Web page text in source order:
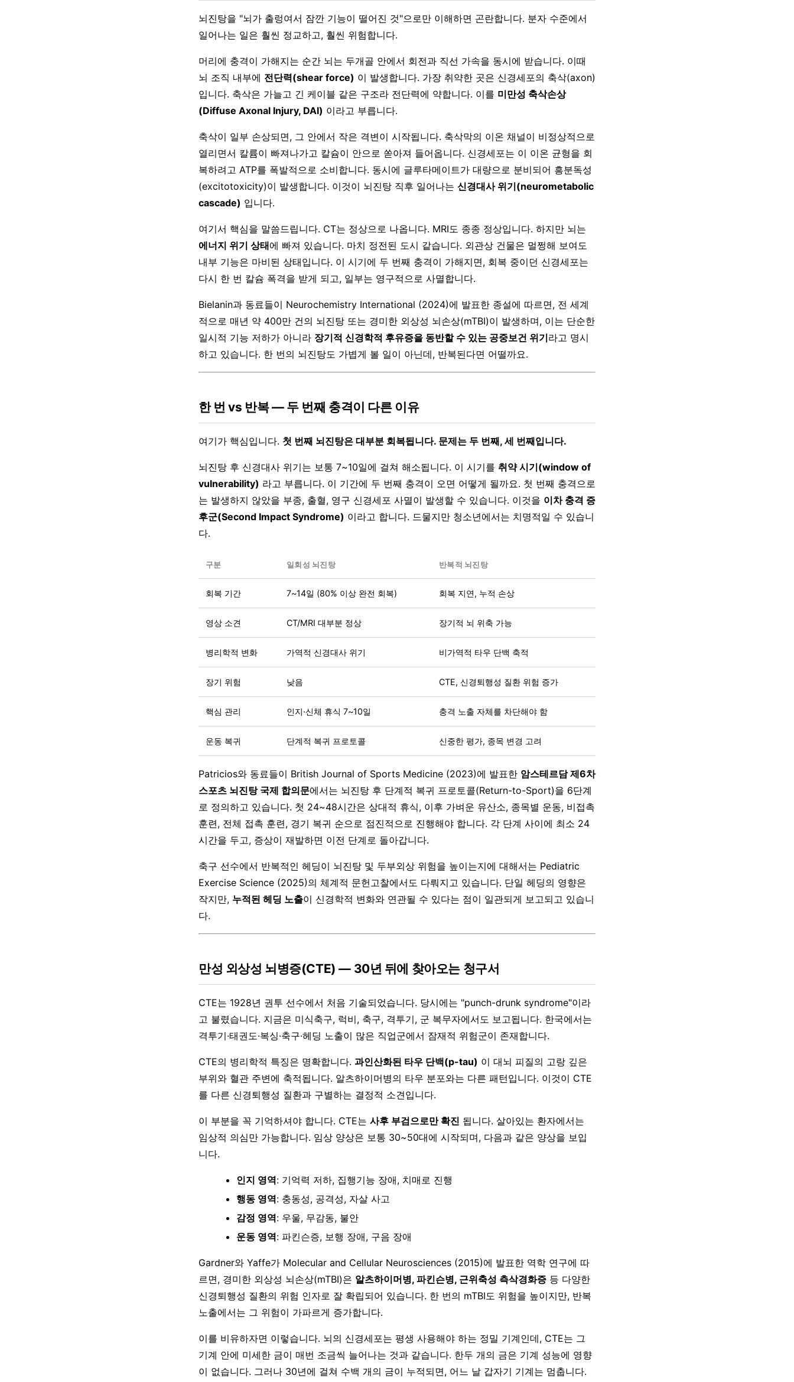
뇌진탕을 "뇌가 출렁여서 잠깐 기능이 떨어진 것"으로만 이해하면 곤란합니다. 분자 수준에서
일어나는 일은 훨씬 정교하고, 훨씬 위험합니다.
머리에 충격이 가해지는 순간 뇌는 두개골 안에서 회전과 직선 가속을 동시에 받습니다. 이때
뇌 조직 내부에 전단력(shear force) 이 발생합니다. 가장 취약한 곳은 신경세포의 축삭(axon)
입니다. 축삭은 가늘고 긴 케이블 같은 구조라 전단력에 약합니다. 이를 미만성 축삭손상
(Diffuse Axonal Injury, DAI) 이라고 부릅니다.
축삭이 일부 손상되면, 그 안에서 작은 격변이 시작됩니다. 축삭막의 이온 채널이 비정상적으로
열리면서 칼륨이 빠져나가고 칼슘이 안으로 쏟아져 들어옵니다. 신경세포는 이 이온 균형을 회
복하려고 ATP를 폭발적으로 소비합니다. 동시에 글루타메이트가 대량으로 분비되어 흥분독성
(excitotoxicity)이 발생합니다. 이것이 뇌진탕 직후 일어나는 신경대사 위기(neurometabolic
cascade) 입니다.
여기서 핵심을 말씀드립니다. CT는 정상으로 나옵니다. MRI도 종종 정상입니다. 하지만 뇌는
에너지 위기 상태에 빠져 있습니다. 마치 정전된 도시 같습니다. 외관상 건물은 멀쩡해 보여도
내부 기능은 마비된 상태입니다. 이 시기에 두 번째 충격이 가해지면, 회복 중이던 신경세포는
다시 한 번 칼슘 폭격을 받게 되고, 일부는 영구적으로 사멸합니다.
Bielanin과 동료들이 Neurochemistry International (2024)에 발표한 종설에 따르면, 전 세계
적으로 매년 약 400만 건의 뇌진탕 또는 경미한 외상성 뇌손상(mTBI)이 발생하며, 이는 단순한
일시적 기능 저하가 아니라 장기적 신경학적 후유증을 동반할 수 있는 공중보건 위기라고 명시
하고 있습니다. 한 번의 뇌진탕도 가볍게 볼 일이 아닌데, 반복된다면 어떨까요.
한 번 vs 반복 — 두 번째 충격이 다른 이유
여기가 핵심입니다. 첫 번째 뇌진탕은 대부분 회복됩니다. 문제는 두 번째, 세 번째입니다.
뇌진탕 후 신경대사 위기는 보통 7~10일에 걸쳐 해소됩니다. 이 시기를 취약 시기(window of
vulnerability) 라고 부릅니다. 이 기간에 두 번째 충격이 오면 어떻게 될까요. 첫 번째 충격으로
는 발생하지 않았을 부종, 출혈, 영구 신경세포 사멸이 발생할 수 있습니다. 이것을 이차 충격 증
후군(Second Impact Syndrome) 이라고 합니다. 드물지만 청소년에서는 치명적일 수 있습니
다.
구분 일회성 뇌진탕 반복적 뇌진탕
회복 기간 7~14일 (80% 이상 완전 회복) 회복 지연, 누적 손상
영상 소견 CT/MRI 대부분 정상 장기적 뇌 위축 가능
병리학적 변화 가역적 신경대사 위기 비가역적 타우 단백 축적
장기 위험 낮음 CTE, 신경퇴행성 질환 위험 증가
핵심 관리 인지·신체 휴식 7~10일 충격 노출 자체를 차단해야 함
운동 복귀 단계적 복귀 프로토콜 신중한 평가, 종목 변경 고려
Patricios와 동료들이 British Journal of Sports Medicine (2023)에 발표한 암스테르담 제6차
스포츠 뇌진탕 국제 합의문에서는 뇌진탕 후 단계적 복귀 프로토콜(Return-to-Sport)을 6단계
로 정의하고 있습니다. 첫 24~48시간은 상대적 휴식, 이후 가벼운 유산소, 종목별 운동, 비접촉
훈련, 전체 접촉 훈련, 경기 복귀 순으로 점진적으로 진행해야 합니다. 각 단계 사이에 최소 24
시간을 두고, 증상이 재발하면 이전 단계로 돌아갑니다.
축구 선수에서 반복적인 헤딩이 뇌진탕 및 두부외상 위험을 높이는지에 대해서는 Pediatric
Exercise Science (2025)의 체계적 문헌고찰에서도 다뤄지고 있습니다. 단일 헤딩의 영향은
작지만, 누적된 헤딩 노출이 신경학적 변화와 연관될 수 있다는 점이 일관되게 보고되고 있습니
다.
만성 외상성 뇌병증(CTE) — 30년 뒤에 찾아오는 청구서
CTE는 1928년 권투 선수에서 처음 기술되었습니다. 당시에는 "punch-drunk syndrome"이라
고 불렸습니다. 지금은 미식축구, 럭비, 축구, 격투기, 군 복무자에서도 보고됩니다. 한국에서는
격투기·태권도·복싱·축구·헤딩 노출이 많은 직업군에서 잠재적 위험군이 존재합니다.
CTE의 병리학적 특징은 명확합니다. 과인산화된 타우 단백(p-tau) 이 대뇌 피질의 고랑 깊은
부위와 혈관 주변에 축적됩니다. 알츠하이머병의 타우 분포와는 다른 패턴입니다. 이것이 CTE
를 다른 신경퇴행성 질환과 구별하는 결정적 소견입니다.
이 부분을 꼭 기억하셔야 합니다. CTE는 사후 부검으로만 확진 됩니다. 살아있는 환자에서는
임상적 의심만 가능합니다. 임상 양상은 보통 30~50대에 시작되며, 다음과 같은 양상을 보입
니다.
인지 영역: 기억력 저하, 집행기능 장애, 치매로 진행
행동 영역: 충동성, 공격성, 자살 사고
감정 영역: 우울, 무감동, 불안
운동 영역: 파킨슨증, 보행 장애, 구음 장애
Gardner와 Yaffe가 Molecular and Cellular Neurosciences (2015)에 발표한 역학 연구에 따
르면, 경미한 외상성 뇌손상(mTBI)은 알츠하이머병, 파킨슨병, 근위축성 측삭경화증 등 다양한
신경퇴행성 질환의 위험 인자로 잘 확립되어 있습니다. 한 번의 mTBI도 위험을 높이지만, 반복
노출에서는 그 위험이 가파르게 증가합니다.
이를 비유하자면 이렇습니다. 뇌의 신경세포는 평생 사용해야 하는 정밀 기계인데, CTE는 그
기계 안에 미세한 금이 매번 조금씩 늘어나는 것과 같습니다. 한두 개의 금은 기계 성능에 영향
이 없습니다. 그러나 30년에 걸쳐 수백 개의 금이 누적되면, 어느 날 갑자기 기계는 멈춥니다.